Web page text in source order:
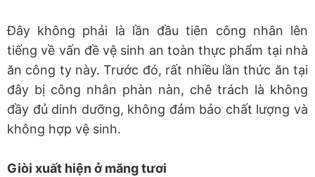
Đây không phải là lần đầu tiên công nhân lên
tiếng về vấn đề vệ sinh an toàn thực phẩm tại nhà
ăn công ty này. Trước đó, rất nhiều lần thức ăn tại
đây bị công nhân phàn nàn, chê trách là không
đầy đủ dinh dưỡng, không đảm bảo chất lượng và
không hợp vệ sinh.
Giòi xuất hiện ở măng tươi